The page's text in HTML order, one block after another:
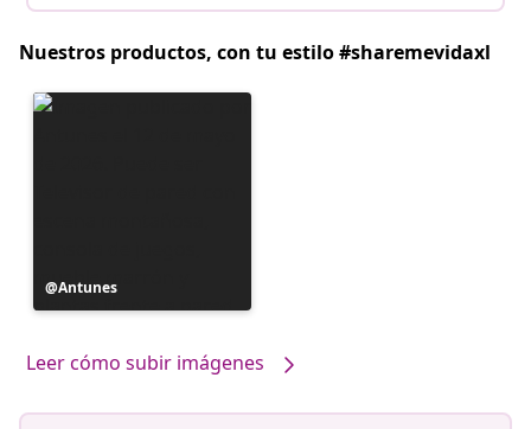
Nuestros productos, con tu estilo #sharemevidaxl
Publicación
realizada
Antunes
Leer cómo subir imágenes